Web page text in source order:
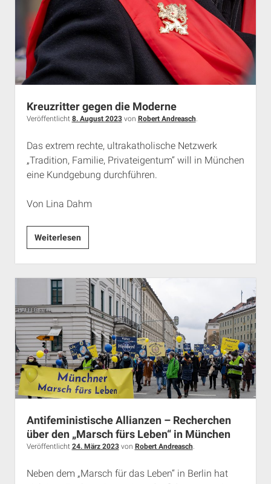
Warum
die
Taten
rechtsterroristischen
‚Gruppe
aus
Bild
gefallen
und
Vergessenheit
geraten
Kreuzritter gegen die Moderne
Veröffentlicht 8. August 2023von Robert Andreasch.
Das extrem rechte, ultrakatholische Netzwerk
„Tradition, Familie, Privateigentum“ will in München
eine Kundgebung durchführen.
Von Lina Dahm
WeiterlesenKreuzritter
gegen
die
Moderne
Antifeministische Allianzen – Recherchen
über den „Marsch fürs Leben“ in München
Veröffentlicht 24. März 2023von Robert Andreasch.
Neben dem „Marsch für das Leben“ in Berlin hat